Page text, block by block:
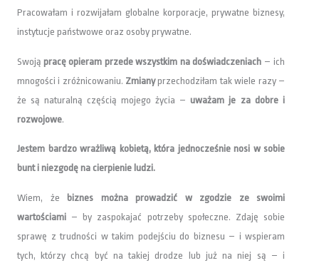
Pracowałam i rozwijałam globalne korporacje, prywatne biznesy,
instytucje państwowe oraz osoby prywatne.
Swoją pracę opieram przede wszystkim na doświadczeniach – ich
mnogości i zróżnicowaniu. Zmianyprzechodziłam tak wiele razy –
że są naturalną częścią mojego życia – uważam je za dobre i
rozwojowe.
Jestem bardzo wrażliwą kobietą, która jednocześnie nosi w sobie
bunt i niezgodę na cierpienie ludzi.
Wiem, że biznes można prowadzić w zgodzie ze swoimi
wartościami – by zaspokajać potrzeby społeczne. Zdaję sobie
sprawę z trudności w takim podejściu do biznesu – i wspieram
tych, którzy chcą być na takiej drodze lub już na niej są – i